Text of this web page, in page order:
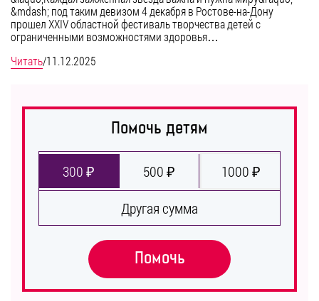
&mdash; под таким девизом 4 декабря в Ростове-на-Дону
прошел XXIV областной фестиваль творчества детей с
ограниченными возможностями здоровья…
Читать/11.12.2025
Помочь детям
300 ₽ 500 ₽
1000 ₽
Другая сумма
Помочь